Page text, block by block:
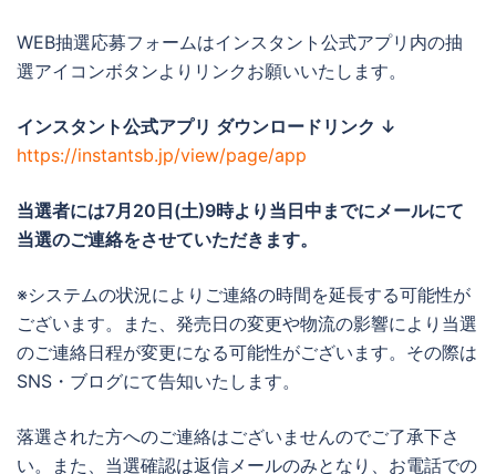
WEB抽選応募フォームはインスタント公式アプリ内の抽
選アイコンボタンよりリンクお願いいたします。
インスタント公式アプリ ダウンロードリンク ↓
https://instantsb.jp/view/page/app
当選者には7月20日(土)9時より当日中までにメールにて
当選のご連絡をさせていただきます。
※システムの状況によりご連絡の時間を延長する可能性が
ございます。また、発売日の変更や物流の影響により当選
のご連絡日程が変更になる可能性がございます。その際は
SNS・ブログにて告知いたします。
落選された方へのご連絡はございませんのでご了承下さ
い。また、当選確認は返信メールのみとなり、お電話での